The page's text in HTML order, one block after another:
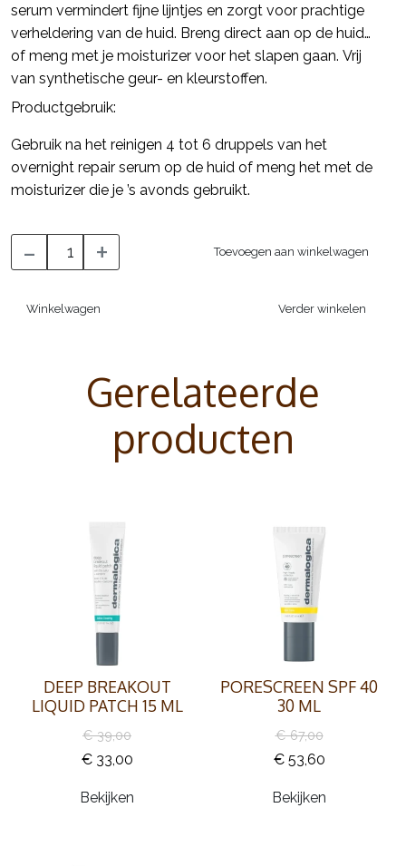
serum vermindert fijne lijntjes en zorgt voor prachtige
verheldering van de huid. Breng direct aan op de huid
of meng met je moisturizer voor het slapen gaan. Vrij
van synthetische geur- en kleurstoffen.
Productgebruik:
Gebruik na het reinigen 4 tot 6 druppels van het
overnight repair serum op de huid of meng het met de
moisturizer die je ’s avonds gebruikt.
- + Toevoegen aan winkelwagen
Winkelwagen Verder winkelen
Gerelateerde
producten
DEEP BREAKOUT
LIQUID PATCH 15 ML
€ 39,00
€ 33,00
Bekijken
PORESCREEN SPF 40
30 ML
€ 67,00
€ 53,60
Bekijken